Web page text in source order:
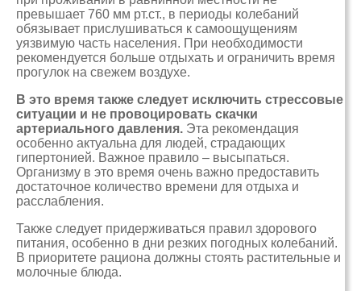
превышает 760 мм рт.ст., в периоды колебаний
обязывает прислушиваться к самоощущениям
уязвимую часть населения. При необходимости
рекомендуется больше отдыхать и ограничить время
прогулок на свежем воздухе.
В это время также следует исключить стрессовые
ситуации и не провоцировать скачки
артериального давления. Эта рекомендация
особенно актуальна для людей, страдающих
гипертонией. Важное правило – высыпаться.
Организму в это время очень важно предоставить
достаточное количество времени для отдыха и
расслабления.
Также следует придерживаться правил здорового
питания, особенно в дни резких погодных колебаний.
В приоритете рациона должны стоять растительные и
молочные блюда.